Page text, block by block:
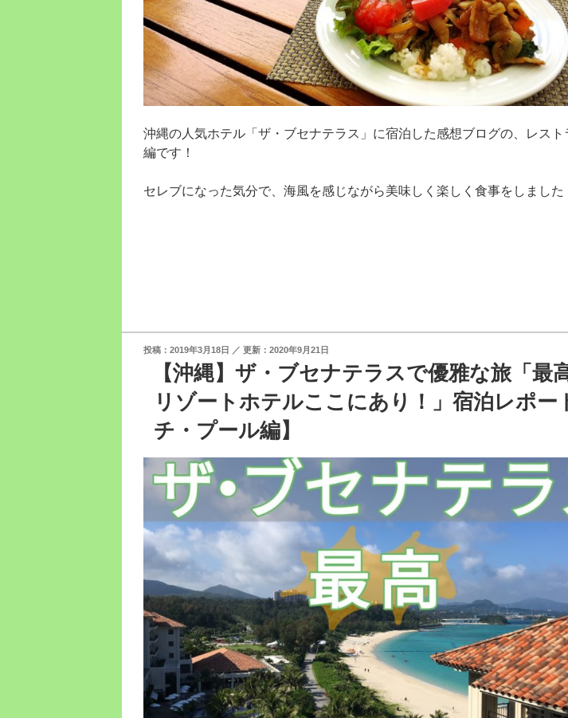
沖縄の人気ホテル「ザ・ブセナテラス」に宿泊した感想ブログの、レスト
編です！
セレブになった気分で、海風を感じながら美味しく楽しく食事をしました
投
2019年3月18日 2020年9月21日
【沖縄】ザ・ブセナテラスで優雅な旅「最
リゾートホテルここにあり！」宿泊レポー
チ・プール編】